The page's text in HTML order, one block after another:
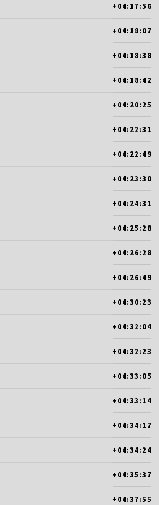
+04:17:56
+04:18:07
+04:18:38
+04:18:42
+04:20:25
+04:22:31
+04:22:49
+04:23:30
+04:24:31
+04:25:28
+04:26:28
+04:26:49
+04:30:23
+04:32:04
+04:32:23
+04:33:05
+04:33:14
+04:34:17
+04:34:24
+04:35:37
+04:37:55